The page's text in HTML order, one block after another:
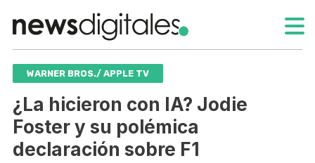
WARNER BROS./ APPLE TV
¿La hicieron con IA? Jodie
Foster y su polémica
declaración sobre F1